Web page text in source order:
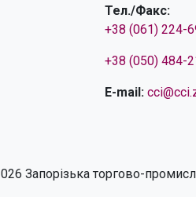
Тел./Факс:
+38 (061) 224-
+38 (050) 484-
E-mail:
Запорізька торгово-